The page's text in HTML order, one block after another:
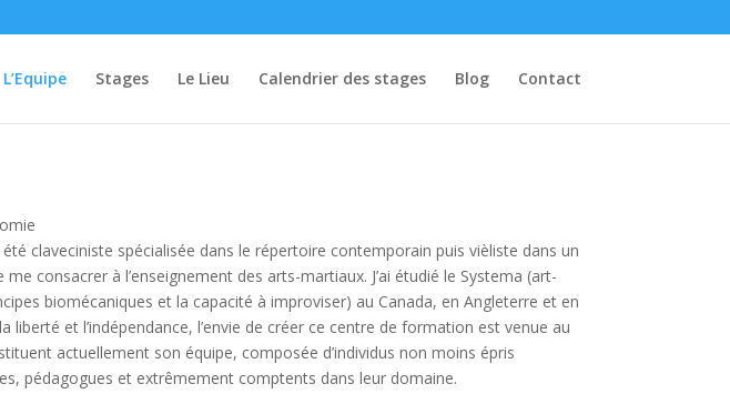
L’Equipe Stages Le Lieu Calendrier des stages Blog Contact
été claveciniste spécialisée dans le répertoire contemporain puis vièliste dans un
consacrer à l’enseignement des arts-martiaux. J’ai étudié le Systema (art-
biomécaniques et la capacité à improviser) au Canada, en Angleterre et en
liberté et l’indépendance, l’envie de créer ce centre de formation est venue au
actuellement son équipe, composée d’individus non moins épris
pédagogues et extrêmement comptents dans leur domaine.